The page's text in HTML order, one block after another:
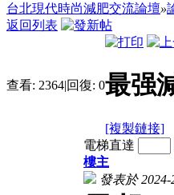
台北現代時尚減肥交流論壇»
返回列表
查看: 2364|回復: 0最强
[複製鏈接]
電梯直達
樓主
發表於 2024-